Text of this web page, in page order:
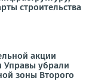
строительства
акции
Управы убрали
зоны Второго